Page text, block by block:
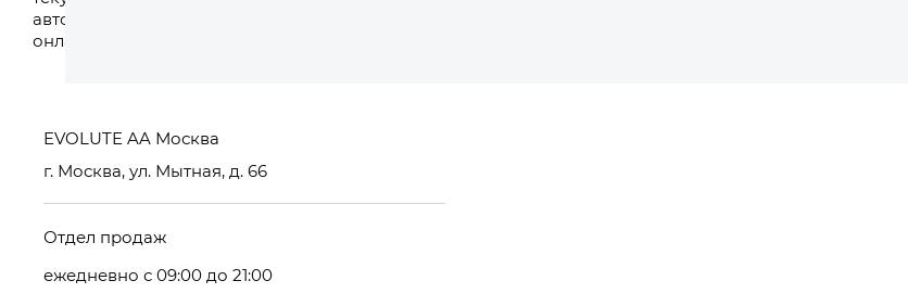
автомобиль
онлайн
EVOLUTE AA Москва
г. Москва, ул. Мытная, д. 66
Отдел продаж
ежедневно с 09:00 до 21:00